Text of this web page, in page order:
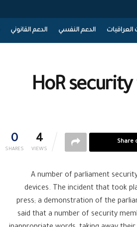
الدعم النفسي الدعم القانوني
HoR
0
SHARES
4
VIEWS
Share
A number of parliament
devices. The incident that took
press; a demonstration of the
said that a number of security